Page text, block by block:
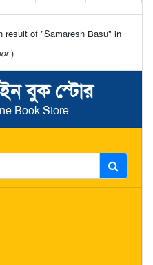
বুক স্টোর
Book Store
result of "Samaresh Basu" in
)